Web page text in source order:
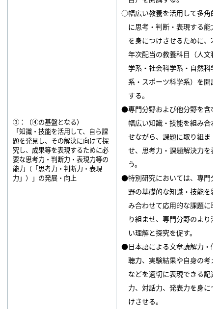
③：（④の基盤となる）
「知識・技能を活用して、自ら課
題を発見し、その解決に向けて探
究し、成果等を表現するために必
要な思考力・判断力・表現力等の
能力（「思考力・判断力・表現
力」）」の発展・向上
○幅広い教養を活用して多角的
に思考・判断・表現する能力
を身につけさせるために、2
年次配当の教養科目（人文科
学系・社会科学系・自然科学
系・スポーツ科学系）を開講
する。
●専門分野および他分野を含む
幅広い知識・技能を組み合わ
せながら、課題に取り組ま
せ、思考力・課題解決力を養
う。
●特別研究においては、専門分
野の基礎的な知識・技能を組
み合わせて応用的な課題に取
り組ませ、専門分野のより深
い理解と探究を促す。
●日本語による文章読解力・傾
聴力、実験結果や自身の考え
などを適切に表現できる記述
力、対話力、発表力を身につ
けさせる。